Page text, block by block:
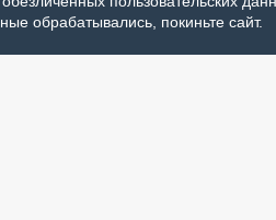
обрабатывались, покиньте сайт.